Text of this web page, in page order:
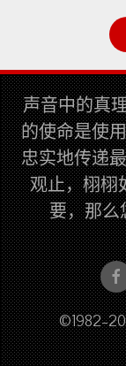
声音中的真
的使命是使
忠实地传递
观止，栩栩
要，那么